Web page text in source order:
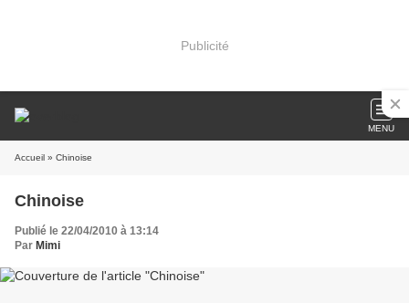
Publicité
MENU
Accueil » Chinoise
Chinoise
Publié le 22/04/2010 à 13:14
Par Mimi